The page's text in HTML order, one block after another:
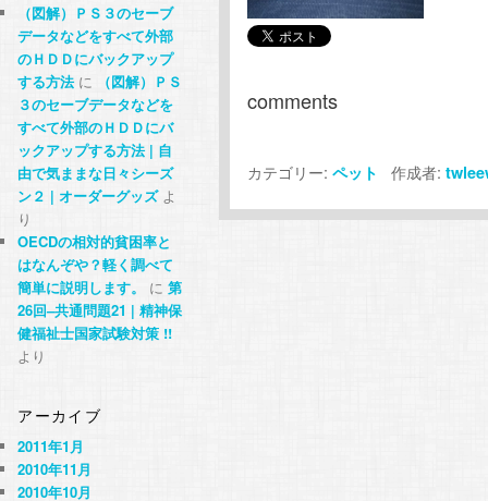
comments
カテゴリー: ペット 作成者:
（図解）ＰＳ３のセーブ
データなどをすべて外部
のＨＤＤにバックアップ
する方法に
（図解）ＰＳ
３のセーブデータなどを
すべて外部のＨＤＤにバ
ックアップする方法 | 自
由で気ままな日々シーズ
ン２ | オーダーグッズよ
り
OECDの相対的貧困率と
はなんぞや？軽く調べて
簡単に説明します。
に第
26回–共通問題21 | 精神保
健福祉士国家試験対策 !!
より
アーカイブ
2011年1月
2010年11月
2010年10月